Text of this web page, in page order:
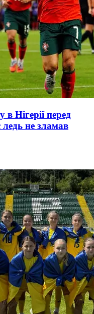
Нігерії перед
не зламав